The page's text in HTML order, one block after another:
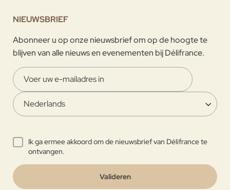
NIEUWSBRIEF
Abonneer u op onze nieuwsbrief om op de hoogte te
blijven van alle nieuws en evenementen bij Délifrance.
Ik ga ermee akkoord om de nieuwsbrief van Délifrance te
ontvangen.
Valideren